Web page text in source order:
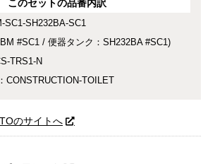
このセットの品番内訳
SC1-SH232BA-SC1
#SC1 / 便器タンク：SH232BA #SC1)
TRS1-N
CONSTRUCTION-TOILET
のサイトへ